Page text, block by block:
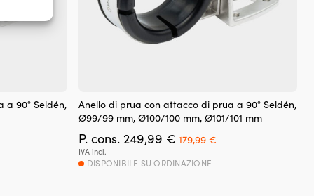
attivo
90° Seldén,
Anello di prua con attacco di prua a 90° Seldén,
Ø99/99 mm, Ø100/100 mm, Ø101/101 mm
P. cons. 249,99 € Il
prezzo
originale
179,99 €Il
IVA incl.
DISPONIBILE SU ORDINAZIONE